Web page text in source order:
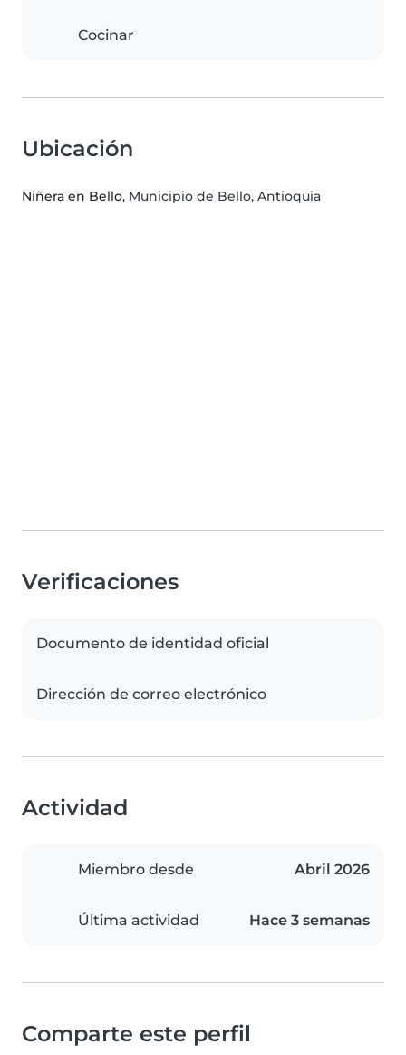
Cocinar
Ubicación
Niñera en Bello, Municipio de Bello, Antioquia
Verificaciones
Documento de identidad oficial
Dirección de correo electrónico
Actividad
Miembro desde Abril 2026
Última actividad Hace 3 semanas
Comparte este perfil